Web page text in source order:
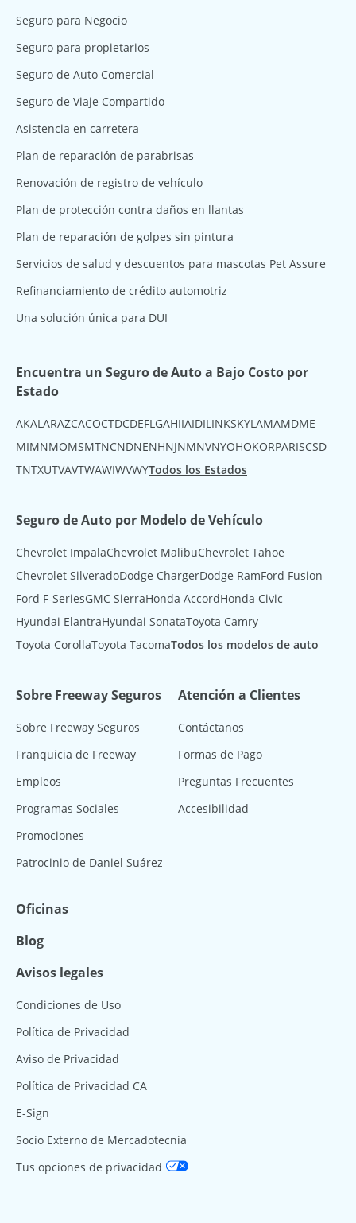
Seguro para Negocio
Seguro para propietarios
Seguro de Auto Comercial
Seguro de Viaje Compartido
Asistencia en carretera
Plan de reparación de parabrisas
Renovación de registro de vehículo
Plan de protección contra daños en llantas
Plan de reparación de golpes sin pintura
Servicios de salud y descuentos para mascotas Pet Assure
Refinanciamiento de crédito automotriz
Una solución única para DUI
Encuentra un Seguro de Auto a Bajo Costo por
Estado
AKAL ARAZCACOCTDCDEFL GAHIIAIDIL INKSKYLAMAMDME
MIMNMOMSMTNCNDNENHNJNMNVNYOHOKORPARISCSD
TNTXUTVAVTWAWIWVWYTodos los Estados
Seguro de Auto por Modelo de Vehículo
Chevrolet ImpalaChevrolet MalibuChevrolet Tahoe
Chevrolet SilveradoDodge ChargerDodge RamFord Fusion
Ford F-SeriesGMC SierraHonda AccordHonda Civic
Hyundai ElantraHyundai SonataToyota Camry
Toyota CorollaToyota TacomaTodos los modelos de auto
Sobre Freeway Seguros
Sobre Freeway Seguros
Franquicia de Freeway
Empleos
Programas Sociales
Promociones
Patrocinio de Daniel Suárez
Atención a Clientes
Contáctanos
Formas de Pago
Preguntas Frecuentes
Accesibilidad
Oficinas
Blog
Avisos legales
Condiciones de Uso
Política de Privacidad
Aviso de Privacidad
Política de Privacidad CA
E-Sign
Socio Externo de Mercadotecnia
Tus opciones de privacidad